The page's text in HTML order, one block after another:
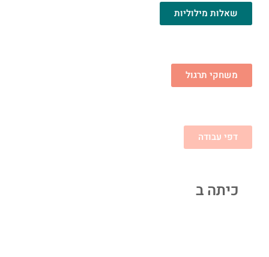
שאלות מילוליות
משחקי תרגול
דפי עבודה
כיתה ב